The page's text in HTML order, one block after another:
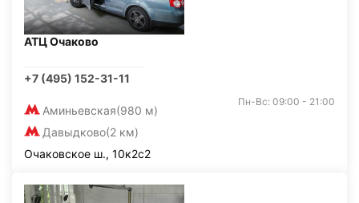
АТЦ Очаково
+7 (495) 152-31-11
Аминьевская(980 м)
Давыдково(2 км)
Пн-Вс: 09:00 - 21:00
Очаковское ш., 10к2с2